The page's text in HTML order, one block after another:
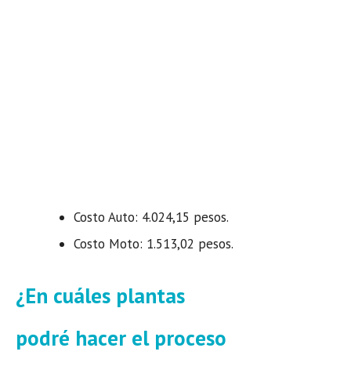
Costo Auto: 4.024,15 pesos.
Costo Moto: 1.513,02 pesos.
¿En cuáles plantas
podré hacer el proceso